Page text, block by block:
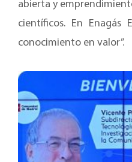
abierta y
científicos. En Enagás
conocimiento en valor”.